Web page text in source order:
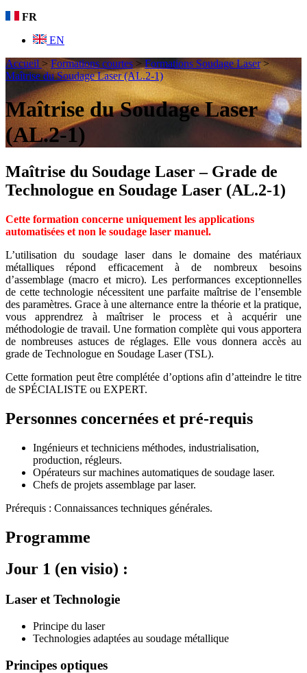
FR
EN
Accueil > Formations courtes >Formations Soudage Laser>
Maîtrise du Soudage Laser (AL.2-1)
Maîtrise du Soudage Laser
(AL.2-1)
Maîtrise du Soudage Laser – Grade de
Technologue en Soudage Laser (AL.2-1)
Cette formation concerne uniquement les applications
automatisées et non le soudage laser manuel.
L’utilisation du soudage laser dans le domaine des matériaux
métalliques répond efficacement à de nombreux besoins
d’assemblage (macro et micro). Les performances exceptionnelles
de cette technologie nécessitent une parfaite maîtrise de l’ensemble
des paramètres. Grace à une alternance entre la théorie et la pratique,
vous apprendrez à maîtriser le process et à acquérir une
méthodologie de travail. Une formation complète qui vous apportera
de nombreuses astuces de réglages. Elle vous donnera accès au
grade de Technologue en Soudage Laser (TSL).
Cette formation peut être complétée d’options afin d’atteindre le titre
de SPÉCIALISTE ou EXPERT.
Personnes concernées et pré-requis
Ingénieurs et techniciens méthodes, industrialisation,
production, régleurs.
Opérateurs sur machines automatiques de soudage laser.
Chefs de projets assemblage par laser.
Prérequis : Connaissances techniques générales.
Programme
Jour 1 (en visio) :
Laser et Technologie
Principe du laser
Technologies adaptées au soudage métallique
Principes optiques